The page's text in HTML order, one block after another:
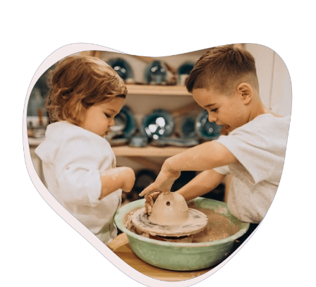
Шадуа
Родной язык - английский, арабский.
Опыт работы с детьми - 3 года.